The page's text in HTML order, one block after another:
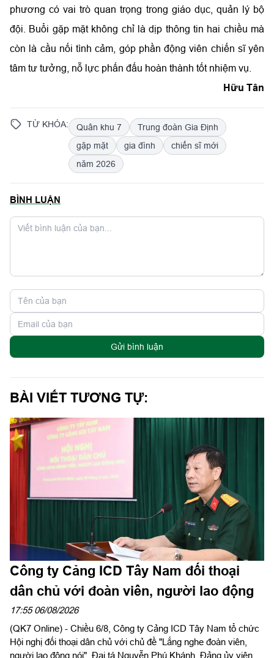
phương có vai trò quan trọng trong giáo dục, quản lý bộ
đội. Buổi gặp mặt không chỉ là dịp thông tin hai chiều mà
còn là cầu nối tình cảm, góp phần động viên chiến sĩ yên
tâm tư tưởng, nỗ lực phấn đấu hoàn thành tốt nhiệm vụ.
Hữu Tân
TỪ KHÓA: Quân khu 7
Trung đoàn Gia Định
gặp mặt
gia đình
chiến sĩ mới
năm 2026
BÌNH LUẬN
Gửi bình luận
BÀI VIẾT TƯƠNG TỰ:
Công ty Cảng ICD Tây Nam đối thoại
dân chủ với đoàn viên, người lao động
17:55 06/08/2026
(QK7 Online) - Chiều 6/8, Công ty Cảng ICD Tây Nam tổ chức
Hội nghị đối thoại dân chủ với chủ đề "Lắng nghe đoàn viên,
người lao động nói". Đại tá Nguyễn Phú Khánh, Đảng ủy viên,